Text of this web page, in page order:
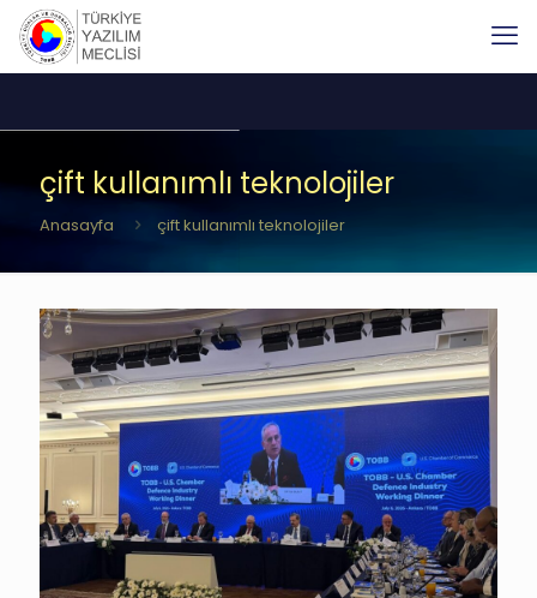
çift kullanımlı teknolojiler
Anasayfa çift kullanımlı teknolojiler